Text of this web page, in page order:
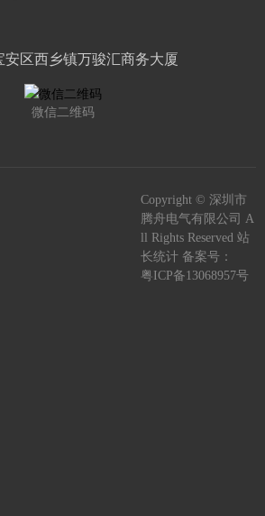
安区西乡镇万骏汇商务大厦
微信二维码
Copyright © 深圳市
腾舟电气有限公司 A
ll Rights Reserved 站
长统计 备案号：
粤ICP备13068957号